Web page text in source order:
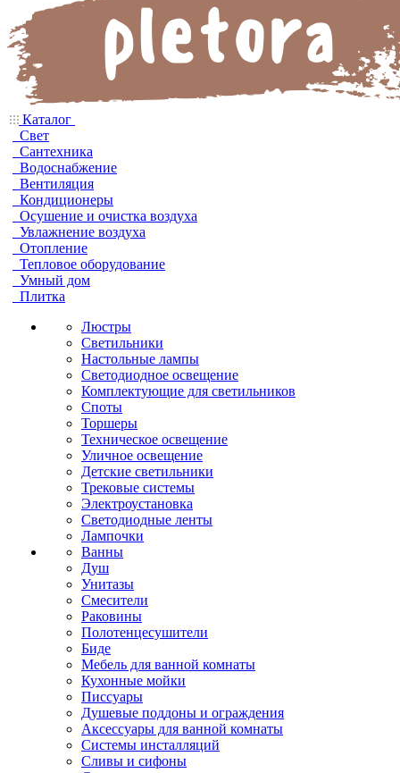
Каталог
Свет
Сантехника
Водоснабжение
Вентиляция
Кондиционеры
Осушение и очистка воздуха
Увлажнение воздуха
Отопление
Тепловое оборудование
Умный дом
Плитка
Люстры
Светильники
Настольные лампы
Светодиодное освещение
Комплектующие для светильников
Споты
Торшеры
Техническое освещение
Уличное освещение
Детские светильники
Трековые системы
Электроустановка
Светодиодные ленты
Лампочки
Ванны
Душ
Унитазы
Смесители
Раковины
Полотенцесушители
Биде
Мебель для ванной комнаты
Кухонные мойки
Писсуары
Душевые поддоны и ограждения
Аксессуары для ванной комнаты
Системы инсталляций
Сливы и сифоны